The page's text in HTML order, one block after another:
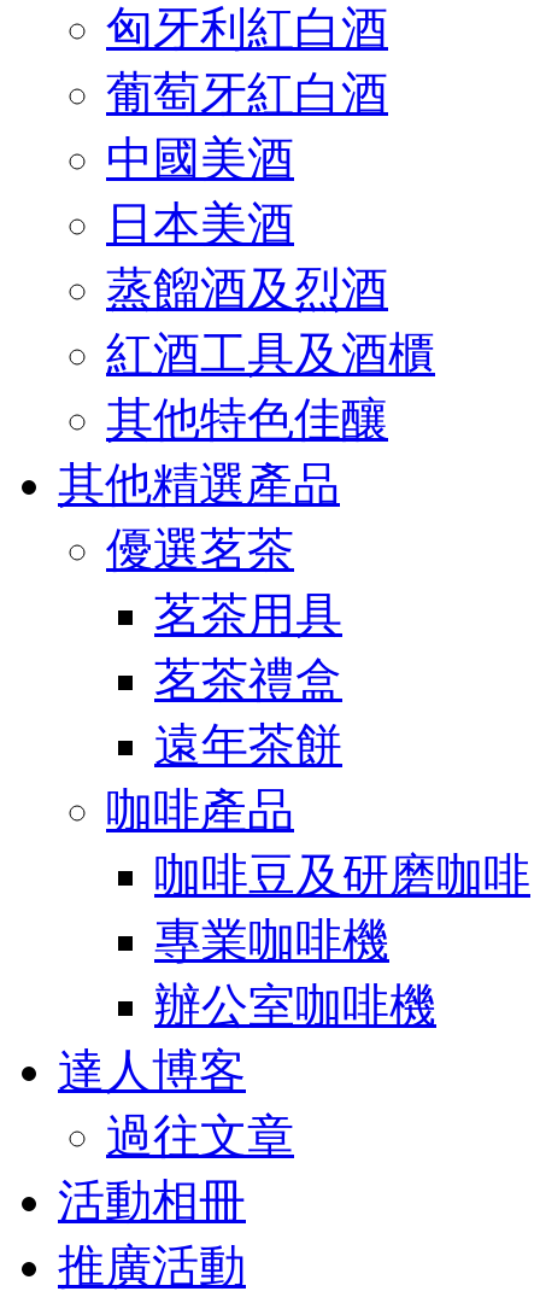
匈牙利紅白酒
葡萄牙紅白酒
中國美酒
日本美酒
蒸餾酒及烈酒
紅酒工具及酒櫃
其他特色佳釀
其他精選產品
優選茗茶
茗茶用具
茗茶禮盒
遠年茶餅
咖啡產品
咖啡豆及研磨咖啡
專業咖啡機
辦公室咖啡機
達人博客
過往文章
活動相冊
推廣活動